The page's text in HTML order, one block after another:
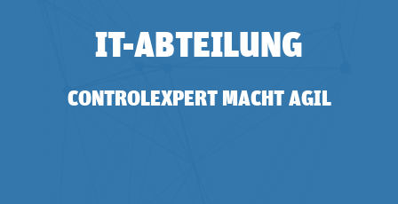
IT-ABTEILUNG
CONTROLEXPERT MACHT AGIL